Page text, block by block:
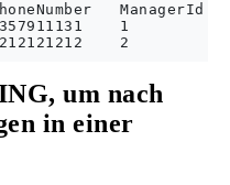
1
um nach
in einer